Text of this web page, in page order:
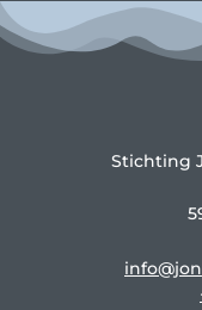
Stichting